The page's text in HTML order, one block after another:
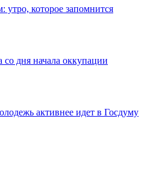
утро, которое запомнится
со дня начала оккупации
активнее идет в Госдуму